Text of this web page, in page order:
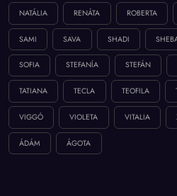
NATÁLIA RENÁTA ROBERTA
SAMI SAVA SHADI
SOFIA STEFANÍA STEFÁN
TATIANA TECLA TEOFILA
VIGGÓ VIOLETA VITALIA
ÁDÁM ÁGOTA